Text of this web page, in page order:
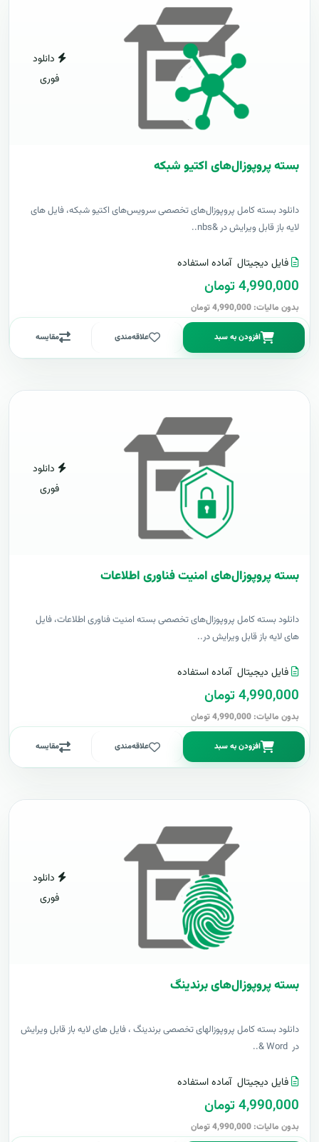
دانلود
فوری
بسته پروپوزال‌های اکتیو شبکه
دانلود بسته کامل پروپوزال‌های تخصصی سرویس‌های اکتیو شبکه، فایل های
لایه باز قابل ویرایش در &nbs..
فایل دیجیتال آماده استفاده
4,990,000 تومان
بدون مالیات: 4,990,000 تومان
افزودن به سبد علاقه‌مندی مقایسه
دانلود
فوری
بسته پروپوزال‌های امنیت فناوری اطلاعات
دانلود بسته کامل پروپوزال‌های تخصصی بسته امنیت فناوری اطلاعات، فایل
های لایه باز قابل ویرایش در..
فایل دیجیتال آماده استفاده
4,990,000 تومان
بدون مالیات: 4,990,000 تومان
افزودن به سبد علاقه‌مندی مقایسه
دانلود
فوری
بسته پروپوزال‌های برندینگ
دانلود بسته کامل پروپوزالهای تخصصی برندینگ ، فایل های لایه باز قابل ویرایش
در Word &..
فایل دیجیتال آماده استفاده
4,990,000 تومان
بدون مالیات: 4,990,000 تومان